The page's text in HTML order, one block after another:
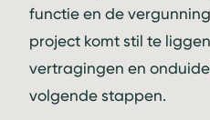
functie en de
project komt stil te
vertragingen en
volgende stappen.